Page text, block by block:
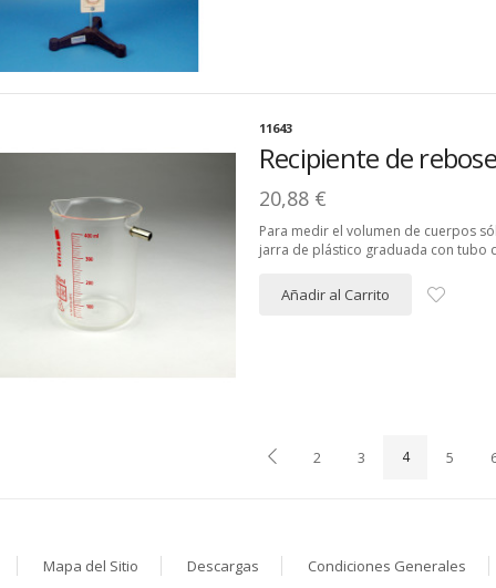
11643
Recipiente de rebose
20,88 €
Para medir el volumen de cuerpos
jarra de plástico graduada con tubo
Añadir al Carrito
2 3 4 5
Mapa del Sitio Descargas Condiciones Generales